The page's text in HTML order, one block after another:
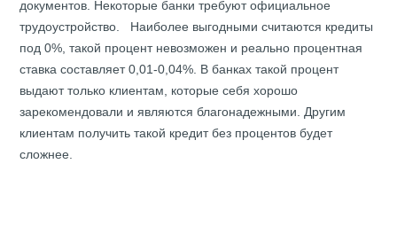
документов. Некоторые банки требуют официальное
трудоустройство. Наиболее выгодными считаются кредиты
под 0%, такой процент невозможен и реально процентная
ставка составляет 0,01-0,04%. В банках такой процент
выдают только клиентам, которые себя хорошо
зарекомендовали и являются благонадежными. Другим
клиентам получить такой кредит без процентов будет
сложнее.